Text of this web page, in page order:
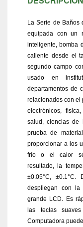
La Serie de Baños
equipada con un
inteligente, bomba
caliente desde el
segundo campo
usado en
departamentos de
relacionados con el
electrónicos,
salud, ciencias de
prueba de
proporcionar a los
frío o el calor se
resultado, la
±0.05°C,
despliegan con la
grande LCD. Es
las teclas
Computadora